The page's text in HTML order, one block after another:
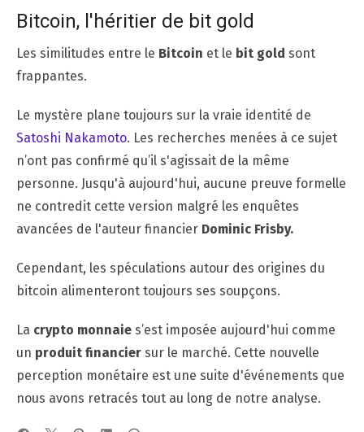
Bitcoin, l'héritier de bit gold
Les similitudes entre le Bitcoin et le bit gold sont
frappantes.
Le mystère plane toujours sur la vraie identité de
Satoshi Nakamoto. Les recherches menées à ce sujet
n’ont pas confirmé qu’il s'agissait de la même
personne. Jusqu'à aujourd'hui, aucune preuve formelle
ne contredit cette version malgré les enquêtes
avancées de l'auteur financier Dominic Frisby.
Cependant, les spéculations autour des origines du
bitcoin alimenteront toujours ses soupçons.
La crypto monnaie s’est imposée aujourd'hui comme
un produit financier sur le marché. Cette nouvelle
perception monétaire est une suite d'événements que
nous avons retracés tout au long de notre analyse.